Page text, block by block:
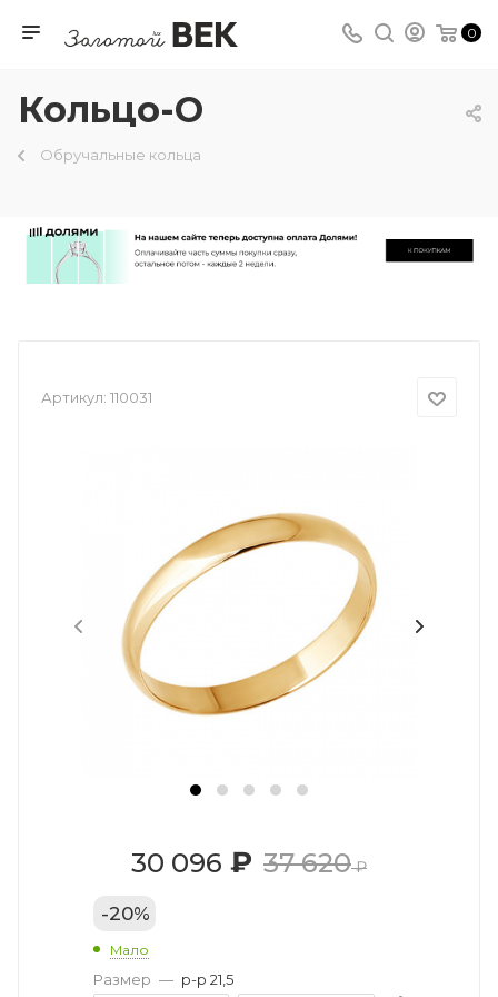
0
Кольцо-О
Обручальные кольца
Артикул: 110031
30 096 ₽ 37 620₽
-20%
Мало
Размер — р-р 21,5